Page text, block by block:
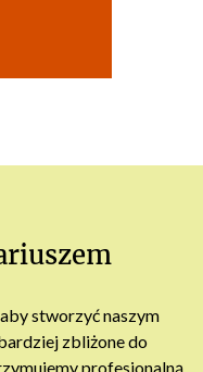
stworzyć naszym
zbliżone do
profesjonalną